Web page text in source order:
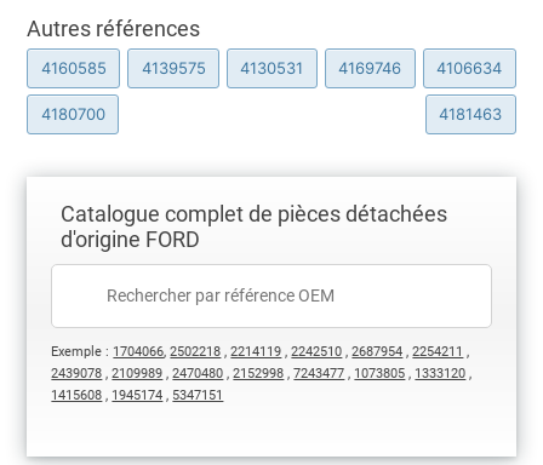
Autres références
4160585 4139575 4130531 4169746 4106634
4180700 4181463
Catalogue complet de pièces détachées
d'origine FORD
Exemple : 1704066,2502218 ,2214119 ,2242510 ,2687954 ,2254211 ,
2439078 ,2109989 ,2470480 ,2152998 ,7243477 , 1073805 , 1333120 ,
1415608 , 1945174 , 5347151